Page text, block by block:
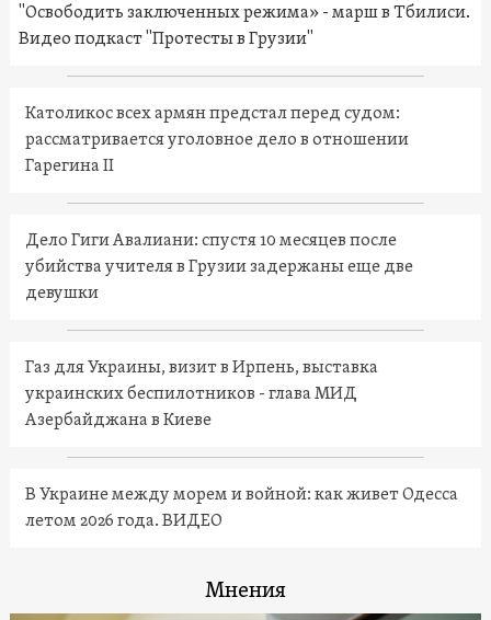
"Освободить заключенных режима» - марш в Тбилиси.
Видео подкаст "Протесты в Грузии"
Католикос всех армян предстал перед судом:
рассматривается уголовное дело в отношении
Гарегина II
Дело Гиги Авалиани: спустя 10 месяцев после
убийства учителя в Грузии задержаны еще две
девушки
Газ для Украины, визит в Ирпень, выставка
украинских беспилотников - глава МИД
Азербайджана в Киеве
В Украине между морем и войной: как живет Одесса
летом 2026 года. ВИДЕО
Мнения